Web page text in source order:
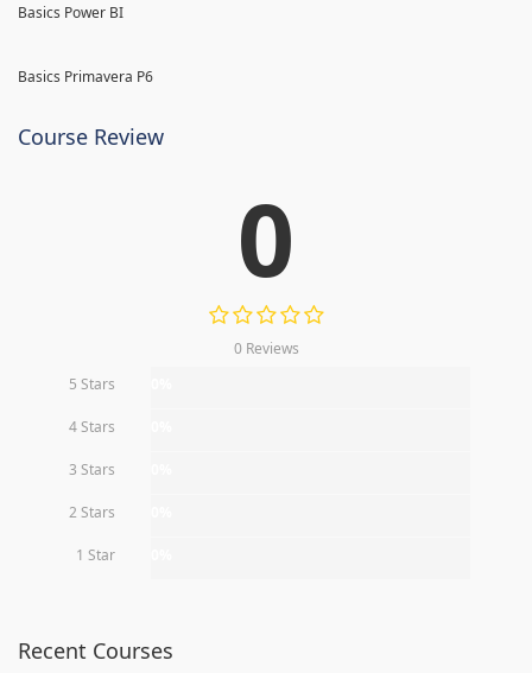
Basics Power BI
Basics Primavera P6
Course Review
0
0 Reviews
5 Stars
4 Stars
3 Stars
2 Stars
1 Star
Recent Courses